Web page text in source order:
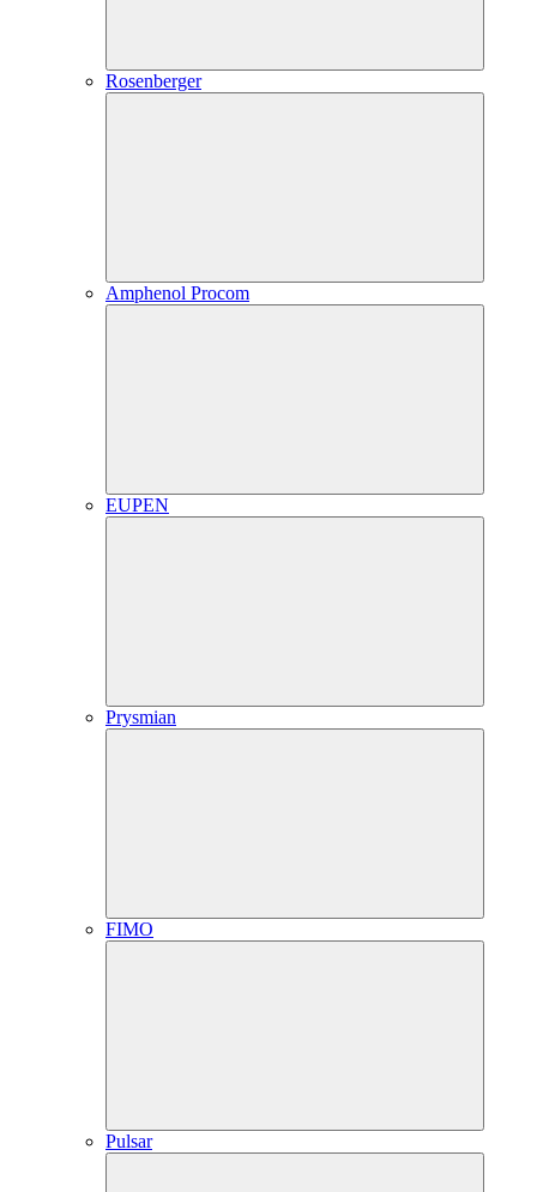
Rosenberger
Amphenol Procom
EUPEN
Prysmian
FIMO
Pulsar